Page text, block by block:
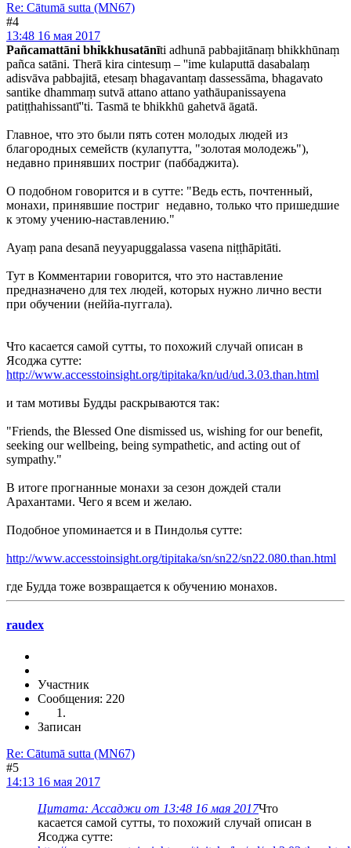
Re: Cātumā sutta (MN67)
#4
13:48 16 мая 2017
Pañcamattāni bhikkhusatānīti adhunā pabbajitānaṃ bhikkhūnaṃ
pañca satāni. Therā kira cintesuṃ – ''ime kulaputtā dasabalaṃ
adisvāva pabbajitā, etesaṃ bhagavantaṃ dassessāma, bhagavato
santike dhammaṃ sutvā attano attano yathāupanissayena
patiṭṭhahissantī''ti. Tasmā te bhikkhū gahetvā āgatā.
Главное, что это были пять сотен молодых людей из
благородных семейств (кулапутта, "золотая молодежь"),
недавно принявших постриг (паббаджита).
О подобном говорится и в сутте: "Ведь есть, почтенный,
монахи, принявшие постриг недавно, только что пришедшие
к этому учению-наставлению."
Ayaṃ pana desanā neyyapuggalassa vasena niṭṭhāpitāti.
Тут в Комментарии говорится, что это наставление
предназначено для тех людей, которых нужно лично вести
при обучении (неййа-пуггала).
Что касается самой сутты, то похожий случай описан в
Ясоджа сутте:
http://www.accesstoinsight.org/tipitaka/kn/ud/ud.3.03.than.html
и там мотивы Будды раскрываются так:
"Friends, the Blessed One dismissed us, wishing for our benefit,
seeking our wellbeing, being sympathetic, and acting out of
sympathy."
В итоге прогнанные монахи за сезон дождей стали
Арахантами. Чего я всем и желаю.
Подобное упоминается и в Пиндолья сутте:
http://www.accesstoinsight.org/tipitaka/sn/sn22/sn22.080.than.html
где Будда тоже возвращается к обучению монахов.
raudex
Участник
Сообщения: 220
Записан
Re: Cātumā sutta (MN67)
#5
14:13 16 мая 2017
Цитата: Ассаджи от 13:48 16 мая 2017Что
касается самой сутты, то похожий случай описан в
Ясоджа сутте: